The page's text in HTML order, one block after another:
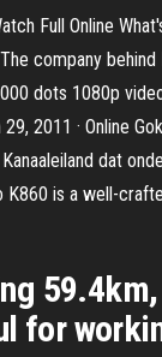
Full Online
company
dots 1080p
2011 · Online
dat
is a well-
for